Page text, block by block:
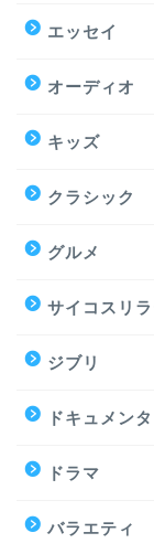
エッセイ
オーディオ
キッズ
クラシック
グルメ
サイコスリ
ジブリ
ドキュメン
ドラマ
バラエティ